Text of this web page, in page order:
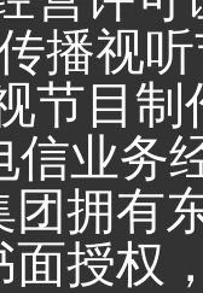
播视
节目
信业务
拥有
授权